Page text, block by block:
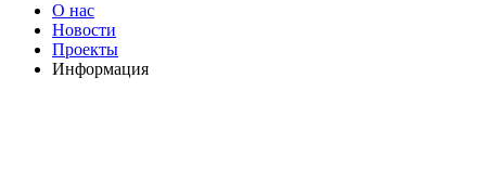
О нас
Новости
Проекты
Информация